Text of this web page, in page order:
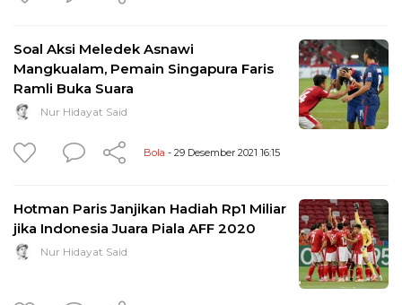
Soal Aksi Meledek Asnawi
Mangkualam, Pemain Singapura Faris
Ramli Buka Suara
Nur Hidayat Said
Bola - 29 Desember 2021 16:15
Hotman Paris Janjikan Hadiah Rp1 Miliar
jika Indonesia Juara Piala AFF 2020
Nur Hidayat Said